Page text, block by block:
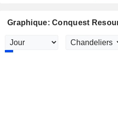
Graphique: Conquest